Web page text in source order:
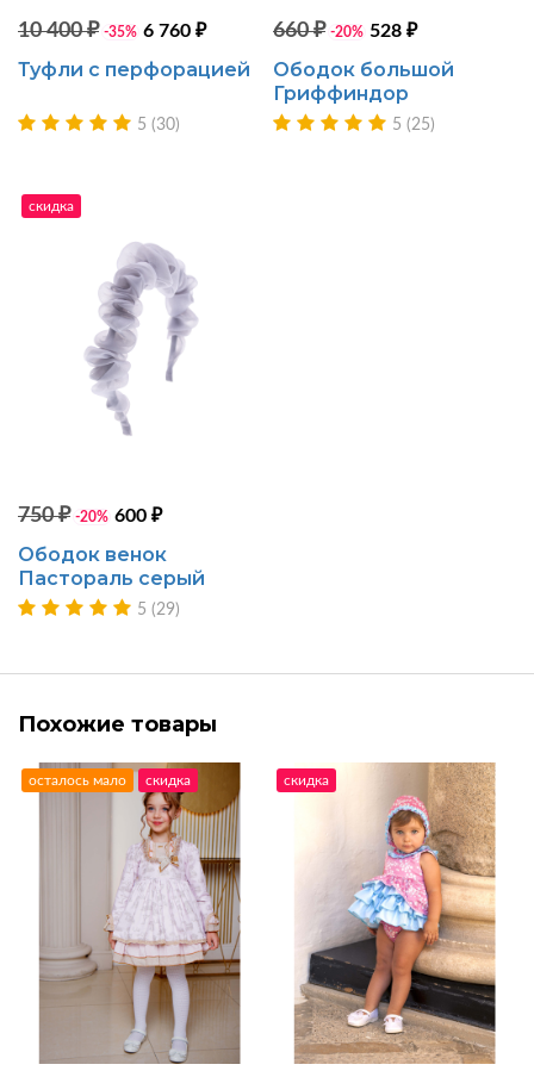
10 400 ₽ -35% 6 760 ₽
Туфли с перфорацией
5 (30)
660 ₽ -20% 528 ₽
Ободок большой
Гриффиндор
5 (25)
скидка
750 ₽ -20% 600 ₽
Ободок венок
Пастораль серый
5 (29)
Похожие товары
осталось мало скидка скидка